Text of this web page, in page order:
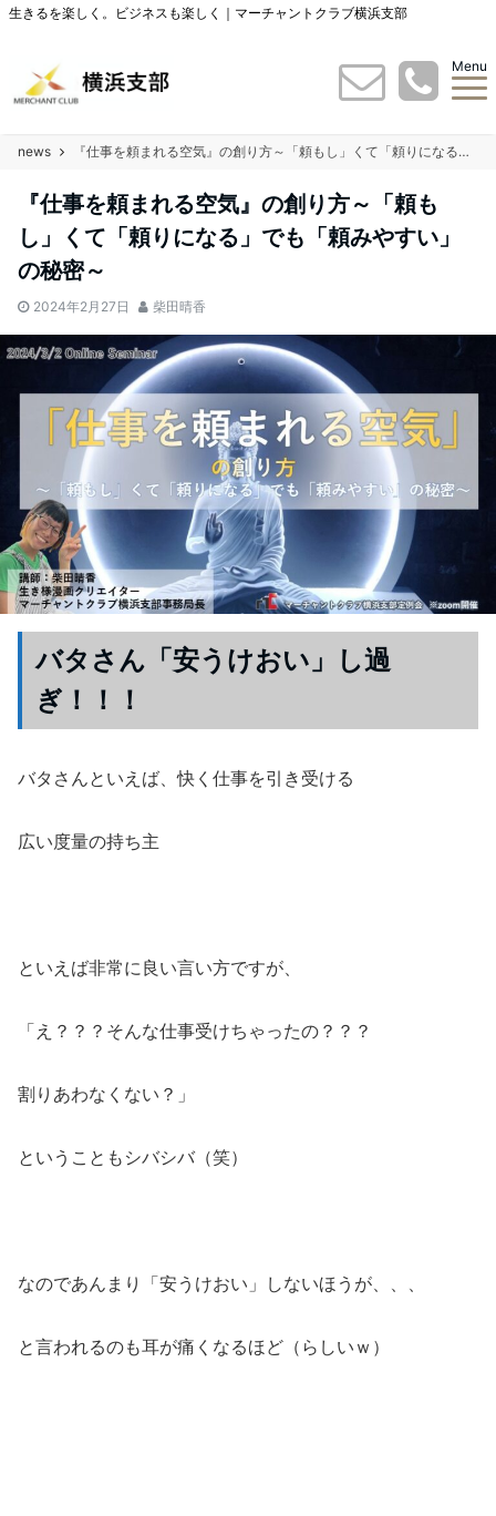
生きるを楽しく。ビジネスも楽しく｜マーチャントクラブ横浜支部
Menu
news 『仕事を頼まれる空気』の創り方～「頼もし」くて「頼りになる」でも「頼みやすい」の秘密～
『仕事を頼まれる空気』の創り方～「頼も
し」くて「頼りになる」でも「頼みやすい」
の秘密～
2024年2月27日 柴田晴香
バタさん「安うけおい」し過
ぎ！！！
バタさんといえば、快く仕事を引き受ける
広い度量の持ち主
といえば非常に良い言い方ですが、
「え？？？そんな仕事受けちゃったの？？？
割りあわなくない？」
ということもシバシバ（笑）
なのであんまり「安うけおい」しないほうが、、、
と言われるのも耳が痛くなるほど（らしいｗ）